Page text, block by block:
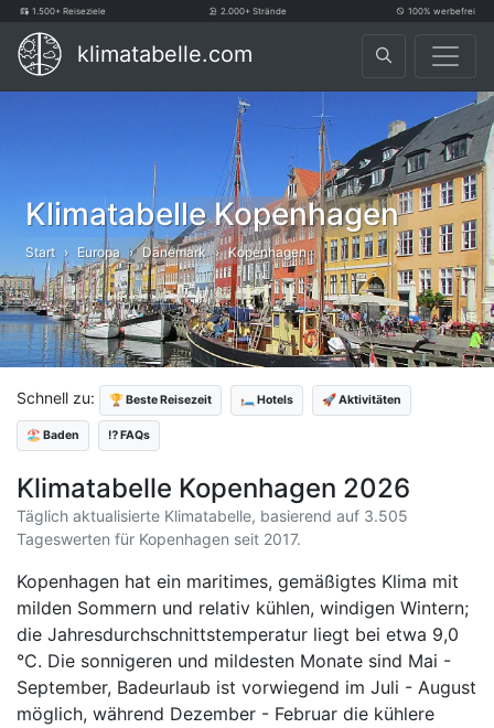
1.500+ Reiseziele 2.000+ Strände 100% werbefrei
klimatabelle.com
Klimatabelle Kopenhagen
Start Europa Dänemark Kopenhagen
Schnell zu: 🏆 Beste Reisezeit 🛏️ Hotels 🚀 Aktivitäten
🏖️ Baden ⁉️ FAQs
Klimatabelle Kopenhagen 2026
Täglich aktualisierte Klimatabelle, basierend auf 3.505
Tageswerten für Kopenhagen seit 2017.
Kopenhagen hat ein maritimes, gemäßigtes Klima mit
milden Sommern und relativ kühlen, windigen Wintern;
die Jahresdurchschnittstemperatur liegt bei etwa 9,0
°C. Die sonnigeren und mildesten Monate sind Mai -
September, Badeurlaub ist vorwiegend im Juli - August
möglich, während Dezember - Februar die kühlere